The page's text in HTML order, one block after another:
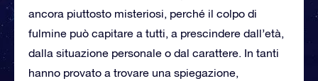
ancora piuttosto misteriosi, perché il colpo di
fulmine può capitare a tutti, a prescindere dall’età,
dalla situazione personale o dal carattere. In tanti
hanno provato a trovare una spiegazione,